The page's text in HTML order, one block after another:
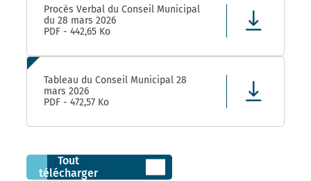
Procès Verbal du Conseil Municipal
du 28 mars 2026
PDF - 442,65 Ko
Tableau du Conseil Municipal 28
mars 2026
PDF - 472,57 Ko
Tout
télécharger